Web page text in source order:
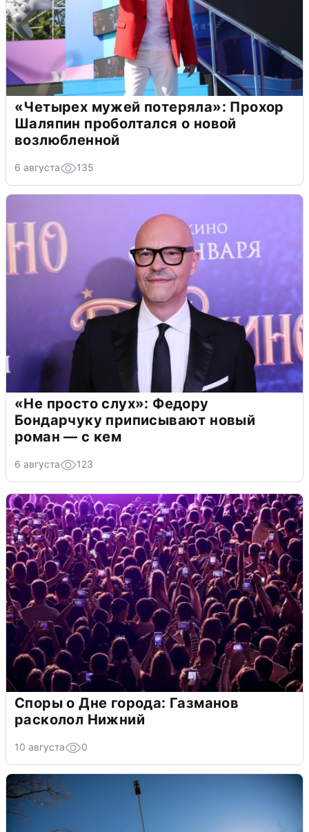
«Четырех мужей потеряла»: Прохор
Шаляпин проболтался о новой
возлюбленной
6 августа 135
«Не просто слух»: Федору
Бондарчуку приписывают новый
роман — с кем
6 августа 123
Споры о Дне города: Газманов
расколол Нижний
10 августа 0